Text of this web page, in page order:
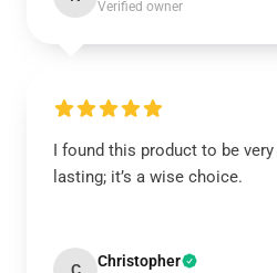
Verified owner
I found this product to be
lasting; it’s a wise choice.
Christopher